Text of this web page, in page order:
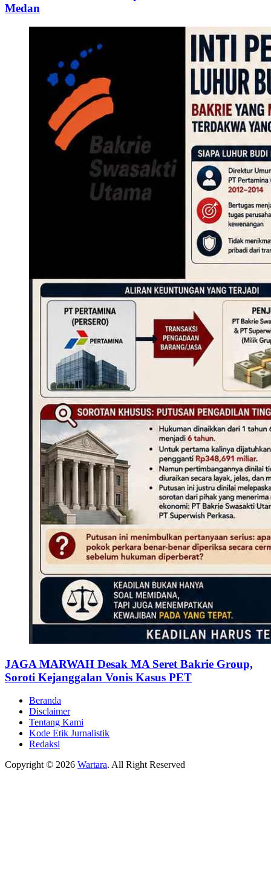
Medan
JAGA MARWAH Desak MA Seret Bakrie Group,
Soroti Kejanggalan Vonis Kasus PET
Beranda
Disclaimer
Tentang Kami
Kode Etik Jurnalistik
Redaksi
Copyright © 2026 Wartara. All Right Reserved